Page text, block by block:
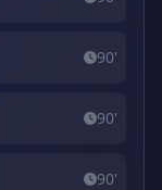
90'
90'
90'